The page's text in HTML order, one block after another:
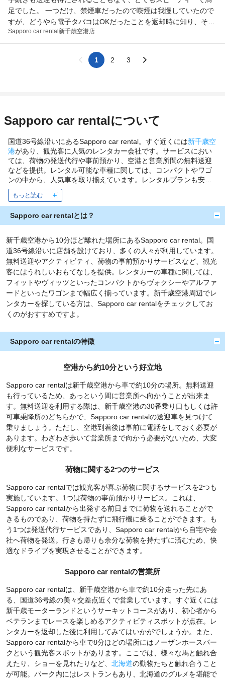
足でした。 一つだけ、禁煙車だったので喫煙は我慢していたので
すが、どうやら電子タバコはOKだったことを返却時に知り、その
説明が事前になかったことが残念でした。
Sapporo car rental 新千歳空港店
1 2 3
Sapporo car rentalについて
国道36号線沿いにあるSapporo car rental。すぐ近くには新千歳空
港があり、観光客に人気のレンタカー会社です。サービスにおい
ては、荷物の発送代行や事前預かり、空港と営業所間の無料送迎
などを提供。レンタル可能な車種に関しては、コンパクトやワゴ
ンの中から、人気車を取り揃えています。レンタルプランも安い
ため、格安でレンタカーに乗車可能。また、Sapporo car rentalは
新千歳モーターランドと提携を結んでおり、サーキットコースで
レースを楽しむことができます。もちろん、初めての方でも親切
なスタッフがレクチャーしてくれますよ。サービスもアクティビ
ティも揃うSapporo car rentalで、是非予約してみてはいかがでし
ょうか。
約款・規約(PDF)
Sapporo car rentalとは？
新千歳空港から10分ほど離れた場所にあるSapporo car rental。国
道36号線沿いに店舗を設けており、多くの人々が利用しています。
無料送迎やアクティビティ、荷物の事前預かりサービスなど、観光
客にはうれしいおもてなしを提供。レンタカーの車種に関しては、
フィットやヴィッツといったコンパクトからヴォクシーやアルファ
ードといったワゴンまで幅広く揃っています。新千歳空港周辺でレ
ンタカーを探している方は、Sapporo car rentalをチェックしてお
くのがおすすめですよ。
Sapporo car rentalの特徴
空港から約10分という好立地
Sapporo car rentalは新千歳空港から車で約10分の場所。無料送迎
も行っているため、あっという間に営業所へ向かうことが出来ま
す。無料送迎を利用する際は、新千歳空港の30番乗り口もしくは許
可車乗降所のどちらかで、Sapporo car rentalの送迎車を見つけて
乗りましょう。ただし、空港到着後は事前に電話をしておく必要が
あります。わざわざ歩いて営業所まで向かう必要がないため、大変
便利なサービスです。
荷物に関する2つのサービス
Sapporo car rentalでは観光客が喜ぶ荷物に関するサービスを2つも
実施しています。1つは荷物の事前預かりサービス。これは、
Sapporo car rentalから出発する前日までに荷物を送れることがで
きるものであり、荷物を持たずに飛行機に乗ることができます。も
う1つは発送代行サービスであり、Sapporo car rentalから自宅や会
社へ荷物を発送。行きも帰りも余分な荷物を持たずに済むため、快
適なドライブを実現させることができます。
Sapporo car rentalの営業所
Sapporo car rentalは、新千歳空港から車で約10分走った先にあ
る、国道36号線の美々交差点近くで営業しています。すぐ近くには
新千歳モーターランドというサーキットコースがあり、初心者から
ベテランまでレースを楽しめるアクティビティスポットが点在。レ
ンタカーを返却した後に利用してみてはいかがでしょうか。また、
Sapporo car rentalから車で8分ほどの場所にはノーザンホースパー
クという観光客スポットがあります。ここでは、様々な馬と触れ合
えたり、ショーを見れたりなど、 北海道の動物たちと触れ合うこと
が可能。パーク内にはレストランもあり、北海道のグルメを堪能で